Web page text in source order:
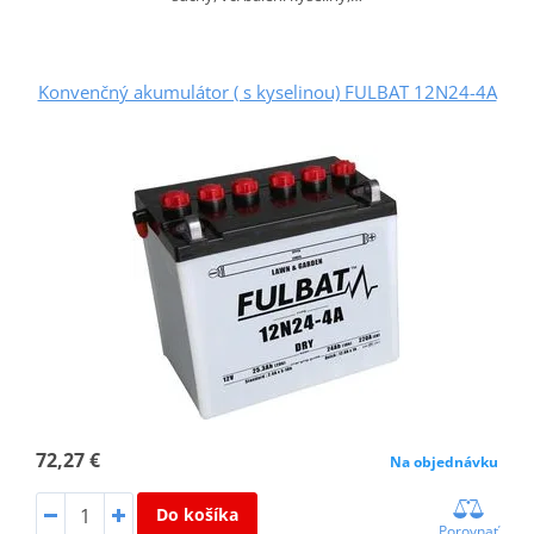
Konvenčný akumulátor ( s kyselinou) FULBAT 12N24-4A
72,27 € Na objednávku
Do košíka